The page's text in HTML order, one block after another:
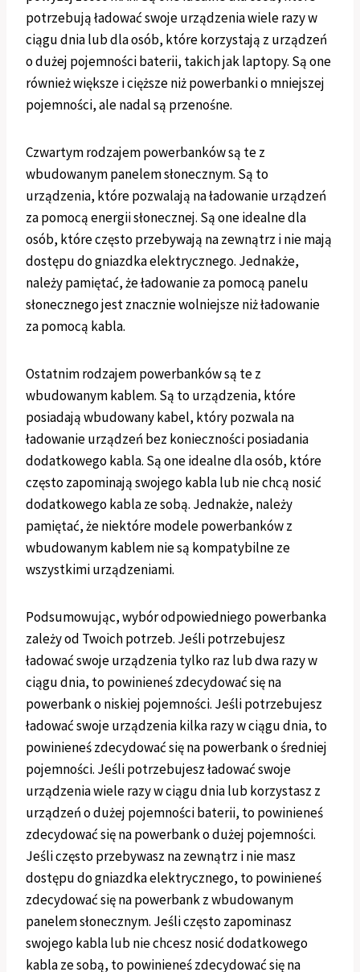
potrzebują ładować swoje urządzenia wiele razy w
ciągu dnia lub dla osób, które korzystają z urządzeń
o dużej pojemności baterii, takich jak laptopy. Są one
również większe i cięższe niż powerbanki o mniejszej
pojemności, ale nadal są przenośne.
Czwartym rodzajem powerbanków są te z
wbudowanym panelem słonecznym. Są to
urządzenia, które pozwalają na ładowanie urządzeń
za pomocą energii słonecznej. Są one idealne dla
osób, które często przebywają na zewnątrz i nie mają
dostępu do gniazdka elektrycznego. Jednakże,
należy pamiętać, że ładowanie za pomocą panelu
słonecznego jest znacznie wolniejsze niż ładowanie
za pomocą kabla.
Ostatnim rodzajem powerbanków są te z
wbudowanym kablem. Są to urządzenia, które
posiadają wbudowany kabel, który pozwala na
ładowanie urządzeń bez konieczności posiadania
dodatkowego kabla. Są one idealne dla osób, które
często zapominają swojego kabla lub nie chcą nosić
dodatkowego kabla ze sobą. Jednakże, należy
pamiętać, że niektóre modele powerbanków z
wbudowanym kablem nie są kompatybilne ze
wszystkimi urządzeniami.
Podsumowując, wybór odpowiedniego powerbanka
zależy od Twoich potrzeb. Jeśli potrzebujesz
ładować swoje urządzenia tylko raz lub dwa razy w
ciągu dnia, to powinieneś zdecydować się na
powerbank o niskiej pojemności. Jeśli potrzebujesz
ładować swoje urządzenia kilka razy w ciągu dnia, to
powinieneś zdecydować się na powerbank o średniej
pojemności. Jeśli potrzebujesz ładować swoje
urządzenia wiele razy w ciągu dnia lub korzystasz z
urządzeń o dużej pojemności baterii, to powinieneś
zdecydować się na powerbank o dużej pojemności.
Jeśli często przebywasz na zewnątrz i nie masz
dostępu do gniazdka elektrycznego, to powinieneś
zdecydować się na powerbank z wbudowanym
panelem słonecznym. Jeśli często zapominasz
swojego kabla lub nie chcesz nosić dodatkowego
kabla ze sobą, to powinieneś zdecydować się na